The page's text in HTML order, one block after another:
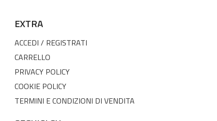
EXTRA
ACCEDI / REGISTRATI
CARRELLO
PRIVACY POLICY
COOKIE POLICY
TERMINI E CONDIZIONI DI VENDITA